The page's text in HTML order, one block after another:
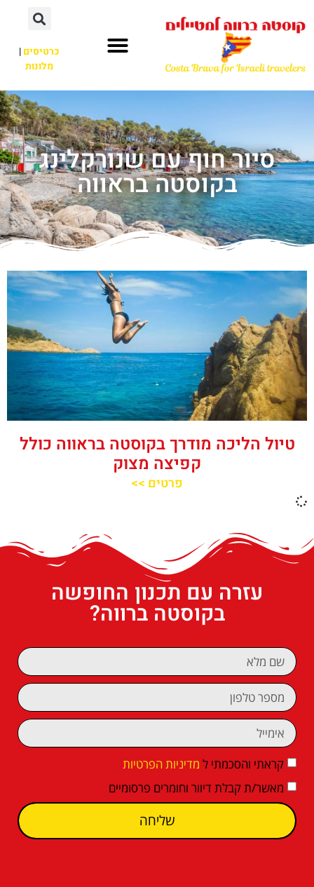
כרטיסים|
מלונות
סיור חוף עם שנורקלינג
בקוסטה בראווה
טיול הליכה מודרך בקוסטה בראווה כולל
קפיצה מצוק
פרטים >>
עזרה עם תכנון החופשה
בקוסטה ברווה?
קראתי והסכמתי ל מדיניות הפרטיות
מאשר/ת קבלת דיוור וחומרים פרסומיים
שליחה